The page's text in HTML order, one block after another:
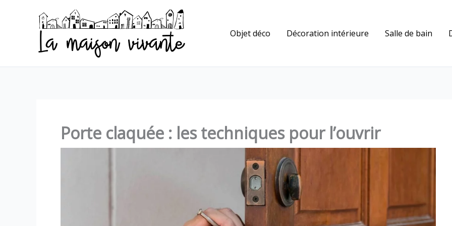
Objet déco Décoration intérieure Salle de bain
Porte claquée : les techniques pour l’ouvrir